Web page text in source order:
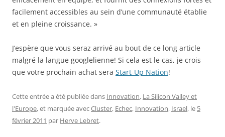
facilement accessibles au sein d’une communauté établie
et en pleine croissance. »
J’espère que vous seraz arrivé au bout de ce long article
malgré la langue googlelienne! Si cela est le cas, je crois
que votre prochain achat sera Start-Up Nation!
Cette entrée a été publiée dans Innovation, La Silicon Valley et
l'Europe, et marquée avecCluster, Echec, Innovation, Israel, le 5
février 2011 par Herve Lebret.